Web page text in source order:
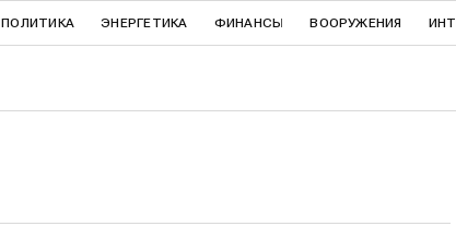
ПОЛИТИКА ЭНЕРГЕТИКА ФИНАНСЫ ВООРУЖЕНИЯ